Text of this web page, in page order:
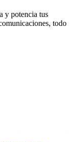
y potencia tus
todo